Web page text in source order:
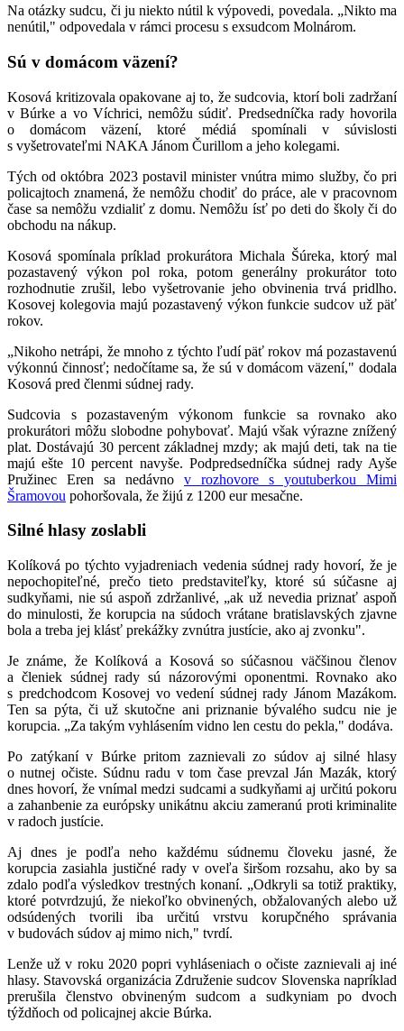
Na otázky sudcu, či ju niekto nútil k výpovedi, povedala. „Nikto ma
nenútil," odpovedala v rámci procesu s exsudcom Molnárom.
Sú v domácom väzení?
Kosová kritizovala opakovane aj to, že sudcovia, ktorí boli zadržaní
v Búrke a vo Víchrici, nemôžu súdiť. Predsedníčka rady hovorila
o domácom väzení, ktoré médiá spomínali v súvislosti
s vyšetrovateľmi NAKA Jánom Čurillom a jeho kolegami.
Tých od októbra 2023 postavil minister vnútra mimo služby, čo pri
policajtoch znamená, že nemôžu chodiť do práce, ale v pracovnom
čase sa nemôžu vzdialiť z domu. Nemôžu ísť po deti do školy či do
obchodu na nákup.
Kosová spomínala príklad prokurátora Michala Šúreka, ktorý mal
pozastavený výkon pol roka, potom generálny prokurátor toto
rozhodnutie zrušil, lebo vyšetrovanie jeho obvinenia trvá pridlho.
Kosovej kolegovia majú pozastavený výkon funkcie sudcov už päť
rokov.
„Nikoho netrápi, že mnoho z týchto ľudí päť rokov má pozastavenú
výkonnú činnosť; nedočítame sa, že sú v domácom väzení," dodala
Kosová pred členmi súdnej rady.
Sudcovia s pozastaveným výkonom funkcie sa rovnako ako
prokurátori môžu slobodne pohybovať. Majú však výrazne znížený
plat. Dostávajú 30 percent základnej mzdy; ak majú deti, tak na tie
majú ešte 10 percent navyše. Podpredsedníčka súdnej rady Ayše
Pružinec Eren sa nedávno v rozhovore s youtuberkou Mimi
Šramovou pohoršovala, že žijú z 1200 eur mesačne.
Silné hlasy zoslabli
Kolíková po týchto vyjadreniach vedenia súdnej rady hovorí, že je
nepochopiteľné, prečo tieto predstaviteľky, ktoré sú súčasne aj
sudkyňami, nie sú aspoň zdržanlivé, „ak už nevedia priznať aspoň
do minulosti, že korupcia na súdoch vrátane bratislavských zjavne
bola a treba jej klásť prekážky zvnútra justície, ako aj zvonku".
Je známe, že Kolíková a Kosová so súčasnou väčšinou členov
a členiek súdnej rady sú názorovými oponentmi. Rovnako ako
s predchodcom Kosovej vo vedení súdnej rady Jánom Mazákom.
Ten sa pýta, či už skutočne ani priznanie bývalého sudcu nie je
korupcia. „Za takým vyhlásením vidno len cestu do pekla," dodáva.
Po zatýkaní v Búrke pritom zaznievali zo súdov aj silné hlasy
o nutnej očiste. Súdnu radu v tom čase prevzal Ján Mazák, ktorý
dnes hovorí, že vnímal medzi sudcami a sudkyňami aj určitú pokoru
a zahanbenie za európsky unikátnu akciu zameranú proti kriminalite
v radoch justície.
Aj dnes je podľa neho každému súdnemu človeku jasné, že
korupcia zasiahla justičné rady v oveľa širšom rozsahu, ako by sa
zdalo podľa výsledkov trestných konaní. „Odkryli sa totiž praktiky,
ktoré potvrdzujú, že niekoľko obvinených, obžalovaných alebo už
odsúdených tvorili iba určitú vrstvu korupčného správania
v budovách súdov aj mimo nich," tvrdí.
Lenže už v roku 2020 popri vyhláseniach o očiste zaznievali aj iné
hlasy. Stavovská organizácia Združenie sudcov Slovenska napríklad
prerušila členstvo obvineným sudcom a sudkyniam po dvoch
týždňoch od policajnej akcie Búrka.